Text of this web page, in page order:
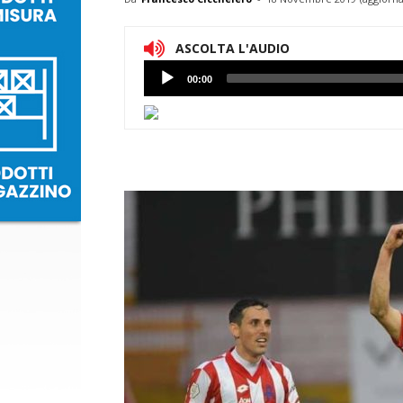
ASCOLTA L'AUDIO
Lettore
Audio
00:00